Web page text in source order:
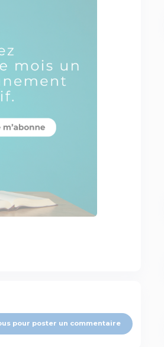
pour poster un commentaire